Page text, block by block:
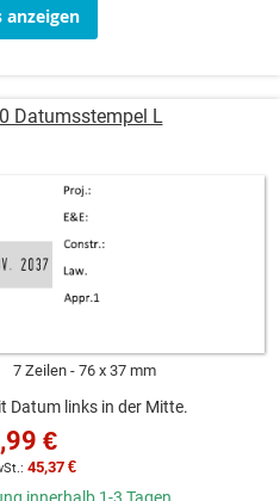
anzeigen
Datumsstempel L
7 Zeilen 76 x 37 mm
Datum links in der Mitte.
€
45,37 €